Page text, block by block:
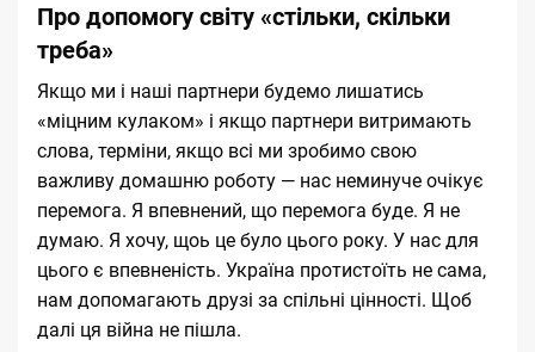
Про допомогу світу «стільки, скільки
треба»
Якщо ми і наші партнери будемо лишатись
«міцним кулаком» і якщо партнери витримають
слова, терміни, якщо всі ми зробимо свою
важливу домашню роботу — нас неминуче очікує
перемога. Я впевнений, що перемога буде. Я не
думаю. Я хочу, щоь це було цього року. У нас для
цього є впевненість. Україна протистоїть не сама,
нам допомагають друзі за спільні цінності. Щоб
далі ця війна не пішла.